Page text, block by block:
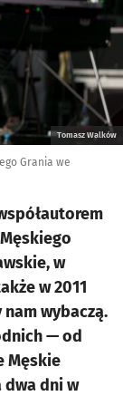
Tomasz Walków
Grania we
w
w 2011
wybaczą.
— od
Męskie
dwa dni w